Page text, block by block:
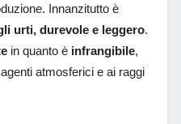
Innanzitutto è
urti, durevole e leggero.
in quanto è infrangibile,
atmosferici e ai raggi